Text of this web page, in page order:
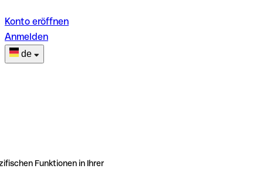
Konto eröffnen
Anmelden
de
Funktionen in Ihrer